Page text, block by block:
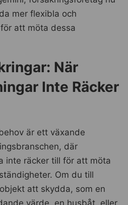
mer flexibla och
att möta dessa
När
Inte Räcker
är ett växande
där
inte räcker till för att möta
Om du till
att skydda, som en